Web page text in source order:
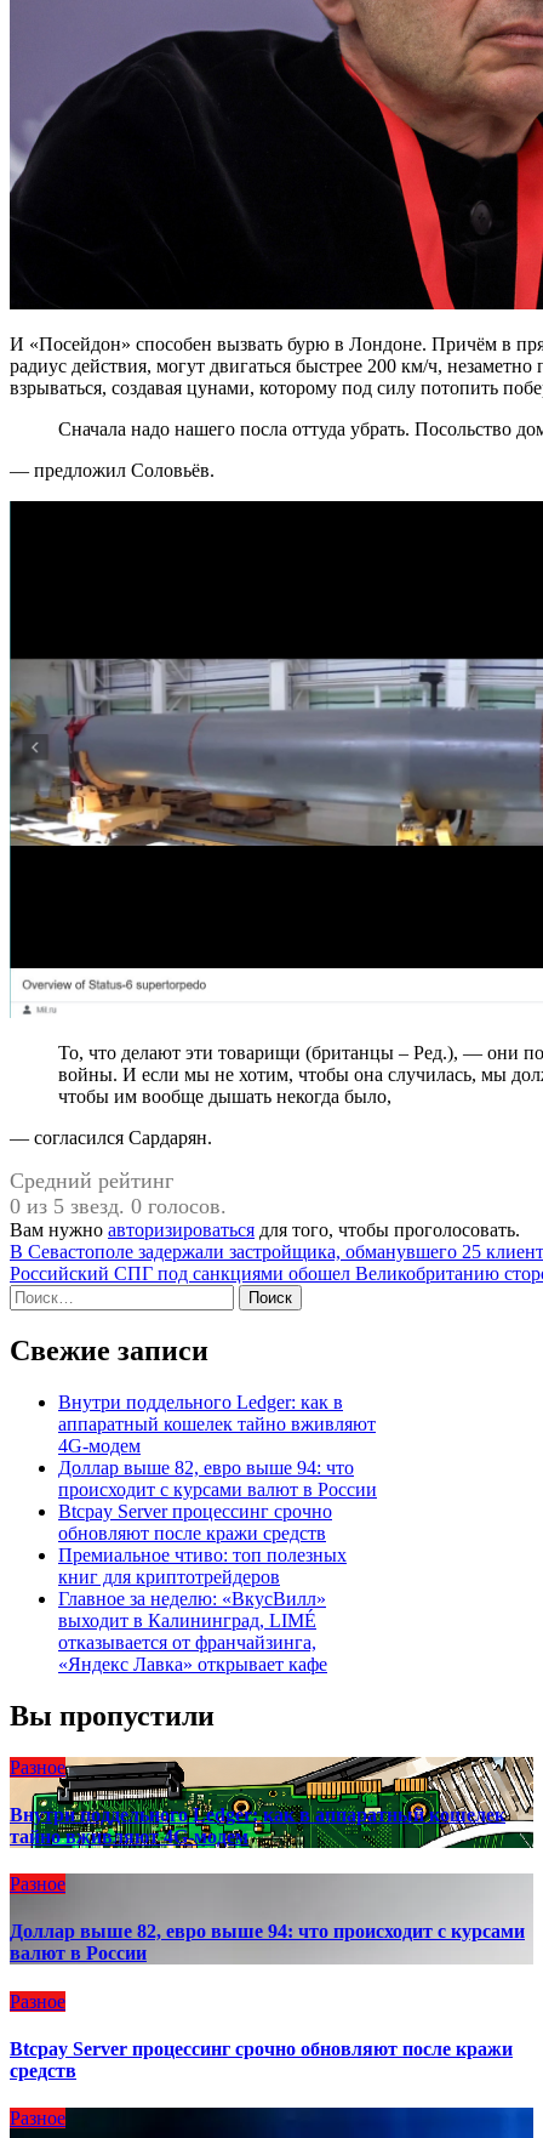
И «Посейдон» способен вызвать бурю в Лондоне. Причём в
радиус действия, могут двигаться быстрее 200 км/ч,
взрываться, создавая цунами, которому под силу потопить
Сначала надо нашего посла оттуда убрать. Посольство
— предложил Соловьёв.
То, что делают эти товарищи (британцы – Ред.), — они постоянно подводят нас к грани третьей мировой
войны. И если мы не хотим, чтобы она случилась, мы
чтобы им вообще дышать некогда было,
— согласился Сардарян.
Средний рейтинг
0 из 5 звезд. 0 голосов.
Вам нужно авторизироваться для того, чтобы проголосовать.
Навигация
по
записям
В Севастополе задержали застройщика, обманувшего 25
Российский СПГ под санкциями обошел Великобританию
Найти:
Свежие записи
Внутри поддельного Ledger: как в
аппаратный кошелек тайно вживляют
4G-модем
Доллар выше 82, евро выше 94: что
происходит с курсами валют в России
Btcpay Server процессинг срочно
обновляют после кражи средств
Премиальное чтиво: топ полезных
книг для криптотрейдеров
Главное за неделю: «ВкусВилл»
выходит в Калининград, LIMÉ
отказывается от франчайзинга,
«Яндекс Лавка» открывает кафе
Вы пропустили
Разное
Внутри поддельного Ledger: как в аппаратный кошелек
тайно вживляют 4G-модем
Разное
Доллар выше 82, евро выше 94: что происходит с курсами
валют в России
Разное
Btcpay Server процессинг срочно обновляют после кражи
средств
Разное